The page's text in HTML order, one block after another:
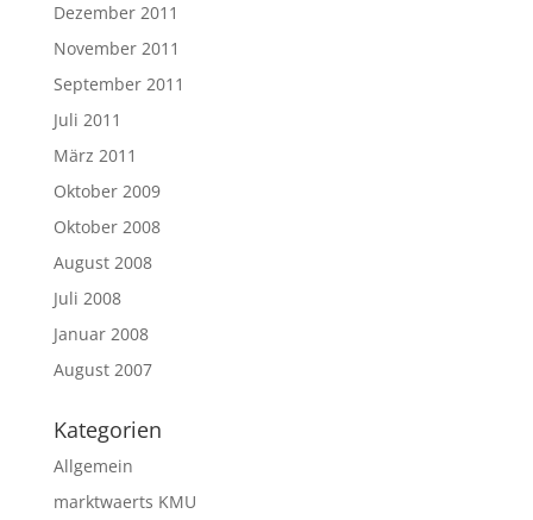
Dezember 2011
November 2011
September 2011
Juli 2011
März 2011
Oktober 2009
Oktober 2008
August 2008
Juli 2008
Januar 2008
August 2007
Kategorien
Allgemein
marktwaerts KMU